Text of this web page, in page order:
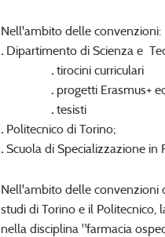
Nell'ambito delle convenzioni:
. Dipartimento di Scienza e
. tirocini curriculari
. progetti Erasmus+
. tesisti
. Politecnico di Torino;
. Scuola di Specializzazione in
Nell'ambito delle convenzioni
studi di Torino e il Politecnico,
nella disciplina "farmacia